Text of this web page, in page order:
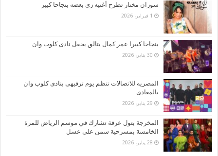
سوزان مختار تطرح أغنيه زى بعضه بنجاحا كبير
1 فبراير، 2026
بنجاحا كبيرا عمر كمال يتالق بحفل نادى كلوب وان
30 يناير، 2026
المصريه للاتصالات تنظم يوم ترفيهى بنادى كلوب وان
بالمعادى
29 يناير، 2026
المخرجة بتول عرفة تشارك في موسم الرياض للمرة
الخامسة بمسرحية سمن على عسل
28 يناير، 2026